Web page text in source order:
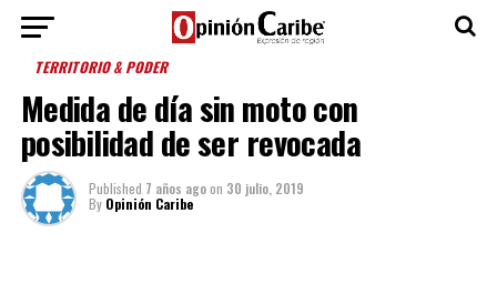
TERRITORIO & PODER
Medida de día sin moto con
posibilidad de ser revocada
Published 7 años agoon 30 julio, 2019
By Opinión Caribe